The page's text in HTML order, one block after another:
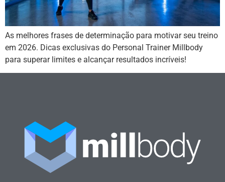
As melhores frases de determinação para motivar seu treino
em 2026. Dicas exclusivas do Personal Trainer Millbody
para superar limites e alcançar resultados incríveis!